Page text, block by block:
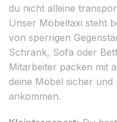
du nicht alleine
Unser Möbeltaxi steht
von sperrigen
Schrank, Sofa oder
Mitarbeiter packen mit
deine Möbel sicher und
ankommen.